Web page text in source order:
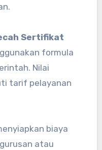
Sertifikat
formula
Nilai
tarif pelayanan
biaya
atau